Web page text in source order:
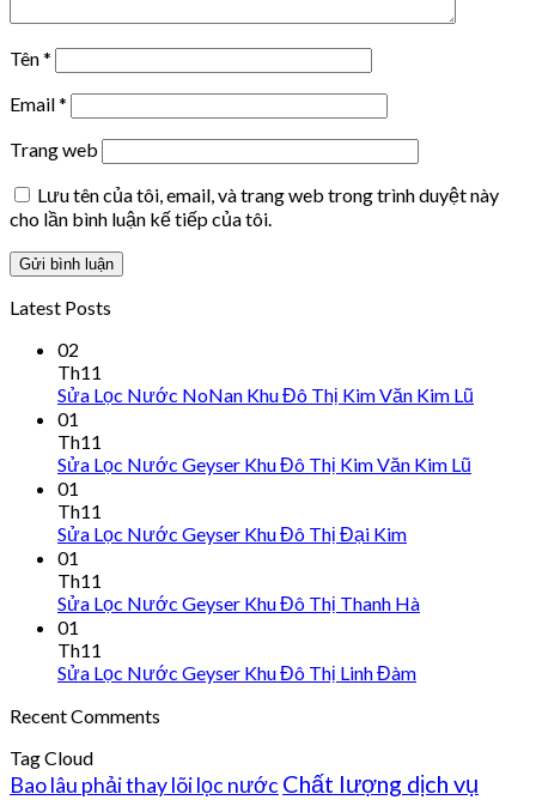
Tên*
Email*
Trang web
Lưu tên của tôi, email, và trang web trong trình duyệt này
cho lần bình luận kế tiếp của tôi.
Latest Posts
02
Th11
Sửa Lọc Nước NoNan Khu Đô Thị Kim Văn Kim Lũ
01
Th11
Sửa Lọc Nước Geyser Khu Đô Thị Kim Văn Kim Lũ
01
Th11
Sửa Lọc Nước Geyser Khu Đô Thị Đại Kim
01
Th11
Sửa Lọc Nước Geyser Khu Đô Thị Thanh Hà
01
Th11
Sửa Lọc Nước Geyser Khu Đô Thị Linh Đàm
Recent Comments
Tag Cloud
Bao lâu phải thay lõi lọc nước Chất lượng dịch vụ